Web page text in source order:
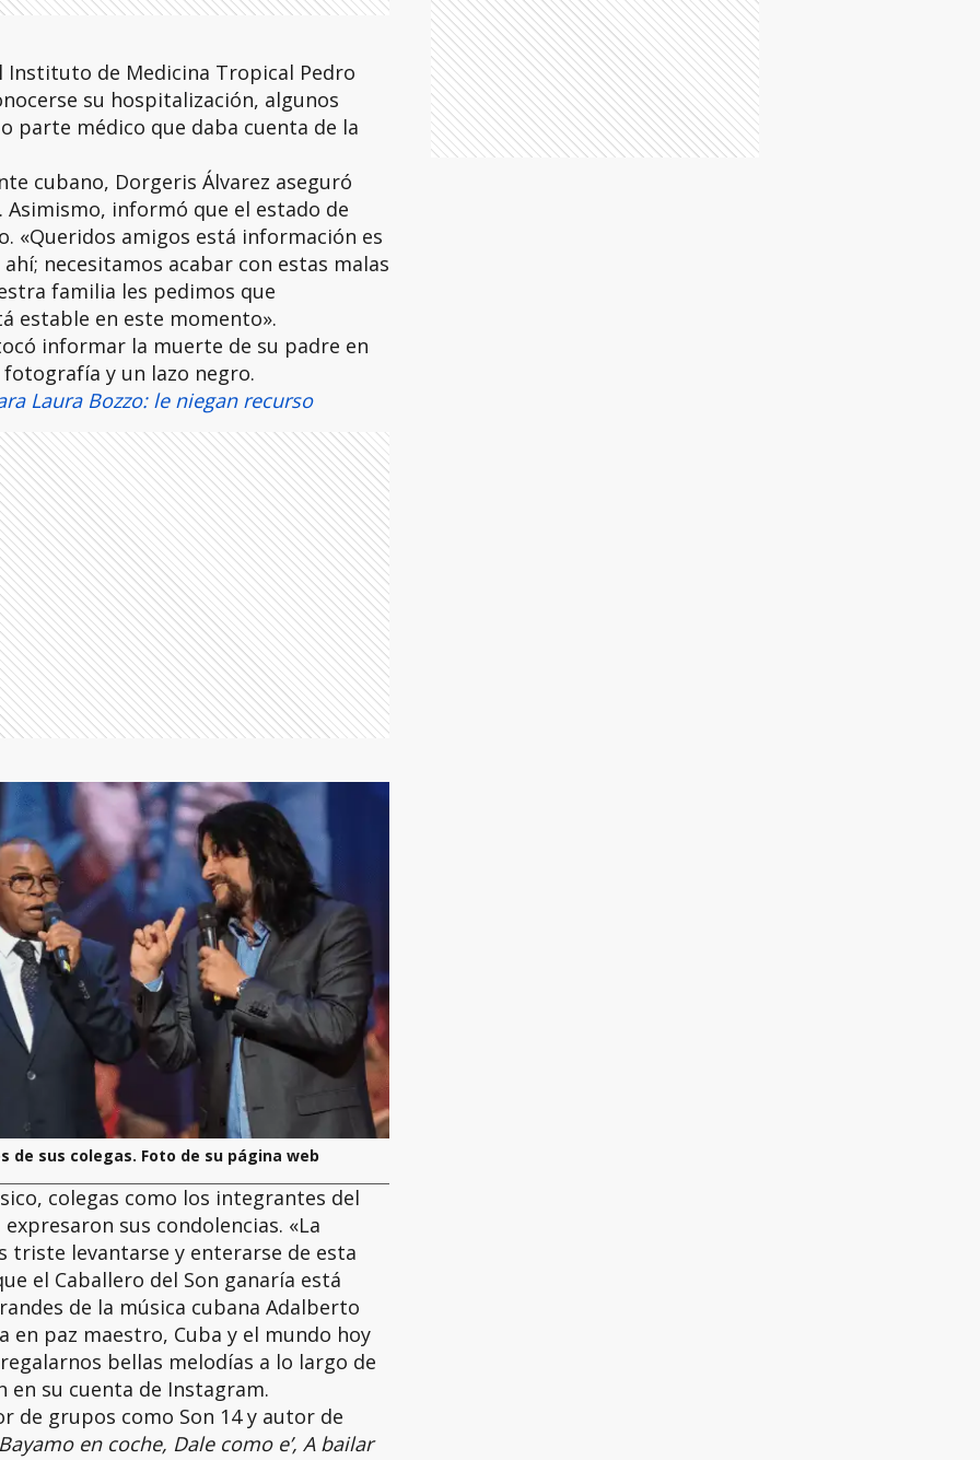
Instituto de Medicina Tropical Pedro
su hospitalización, algunos
parte médico que daba cuenta de la
cubano, Dorgeris Álvarez aseguró
Asimismo, informó que el estado de
«Queridos amigos está información es
necesitamos acabar con estas malas
familia les pedimos que
estable en este momento».
informar la muerte de su padre en
y un lazo negro.
Laura Bozzo: le niegan recurso
de sus colegas. Foto de su página web
colegas como los integrantes del
sus condolencias. «La
triste levantarse y enterarse de esta
el Caballero del Son ganaría está
de la música cubana Adalberto
en paz maestro, Cuba y el mundo hoy
bellas melodías a lo largo de
en su cuenta de Instagram.
de grupos como Son 14 y autor de
en coche, Dale como e’, A bailar